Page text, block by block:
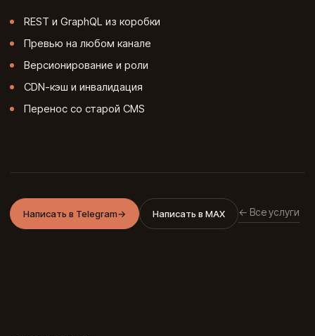
REST и GraphQL из коробки
Превью на любом канале
Версионирование и роли
CDN-кэш и инвалидация
Перенос со старой CMS
Написать в Telegram→ Написать в MAX ← Все услуги